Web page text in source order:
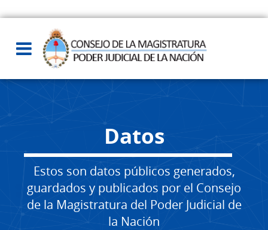
Datos
Estos son datos públicos generados,
guardados y publicados por el Consejo
de la Magistratura del Poder Judicial de
la Nación